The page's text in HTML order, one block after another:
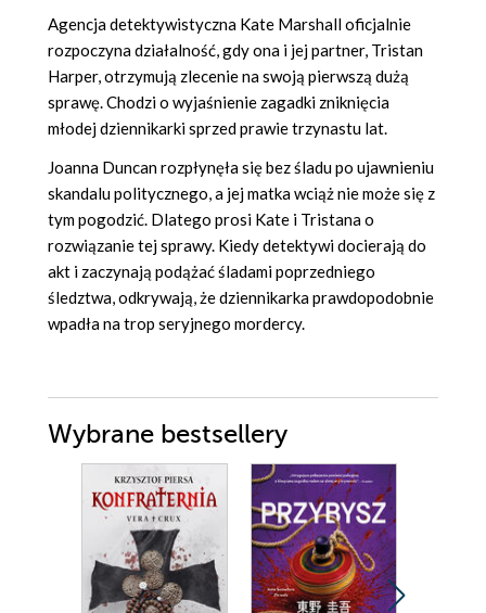
Agencja detektywistyczna Kate Marshall oficjalnie
rozpoczyna działalność, gdy ona i jej partner, Tristan
Harper, otrzymują zlecenie na swoją pierwszą dużą
sprawę. Chodzi o wyjaśnienie zagadki zniknięcia
młodej dziennikarki sprzed prawie trzynastu lat.
Joanna Duncan rozpłynęła się bez śladu po ujawnieniu
skandalu politycznego, a jej matka wciąż nie może się z
tym pogodzić. Dlatego prosi Kate i Tristana o
rozwiązanie tej sprawy. Kiedy detektywi docierają do
akt i zaczynają podążać śladami poprzedniego
śledztwa, odkrywają, że dziennikarka prawdopodobnie
wpadła na trop seryjnego mordercy.
Wybrane bestsellery